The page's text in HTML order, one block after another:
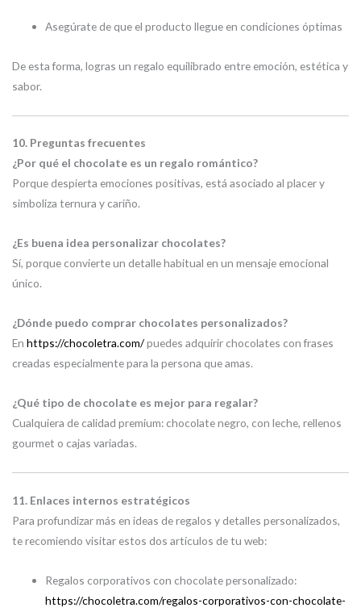
Asegúrate de que el producto llegue en condiciones óptimas
De esta forma, logras un regalo equilibrado entre emoción, estética y
sabor.
10. Preguntas frecuentes
¿Por qué el chocolate es un regalo romántico?
Porque despierta emociones positivas, está asociado al placer y
simboliza ternura y cariño.
¿Es buena idea personalizar chocolates?
Sí, porque convierte un detalle habitual en un mensaje emocional
único.
¿Dónde puedo comprar chocolates personalizados?
En https://chocoletra.com/puedes adquirir chocolates con frases
creadas especialmente para la persona que amas.
¿Qué tipo de chocolate es mejor para regalar?
Cualquiera de calidad premium: chocolate negro, con leche, rellenos
gourmet o cajas variadas.
11. Enlaces internos estratégicos
Para profundizar más en ideas de regalos y detalles personalizados,
te recomiendo visitar estos dos artículos de tu web:
Regalos corporativos con chocolate personalizado:
https://chocoletra.com/regalos-corporativos-con-chocolate-